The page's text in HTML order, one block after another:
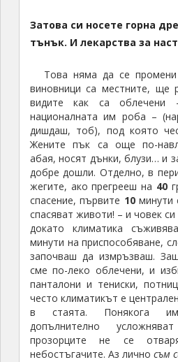
Затова си носете горна
тънък. И лекарства за
Това няма да се
виновници са местните, ще
видите как са
националната им роба –
дишдаш, тоб), под която
Жените пък са още по-
абая, носят дънки, блузи… и
добре дошли. Отделно, в
жегите, ако прегрееш на 40
спасение, първите 10минути
спасяват животи! – и човек
докато климатика
минути на приспособяване,
започваш да измръзваш.
сме по-леко облечени, и
панталони и тениски,
често климатикът е
в стаята. Понякога
допълнително
прозорците не се
небостъгачите. Аз лично съм